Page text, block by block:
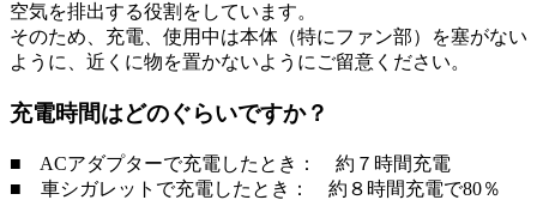
空気を排出する役割をしています。
そのため、充電、使用中は本体（特にファン部）を塞がない
ように、近くに物を置かないようにご留意ください。
充電時間はどのぐらいですか？
■ ACアダプターで充電したとき： 約７時間充電
■ 車シガレットで充電したとき： 約８時間充電で80％